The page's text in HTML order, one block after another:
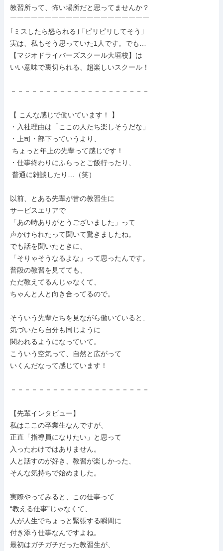
教習所って、怖い場所だと思ってませんか？
￣￣￣￣￣￣￣￣￣￣￣￣￣￣￣￣￣￣￣￣
｢ミスしたら怒られる｣ ｢ピリピリしてそう｣
実は、私もそう思っていた1人です。でも…
【マジオドライバーズスクール大垣校】は
いい意味で裏切られる、超楽しいスクール！
－－－－－－－－－－－－－－－－－－－－
【 こんな感じで働いています！ 】
・入社理由は「ここの人たち楽しそうだな」
・上司・部下っていうより、
・仕事終わりにふらっとご飯行ったり、
以前、とある先輩が昔の教習生に
サービスエリアで
「あの時ありがとうございました」って
声かけられたって聞いて驚きましたね。
でも話を聞いたときに、
「そりゃそうなるよな」って思ったんです。
普段の教習を見てても、
ただ教えてるんじゃなくて、
ちゃんと人と向き合ってるので。
そういう先輩たちを見ながら働いていると、
気づいたら自分も同じように
関われるようになっていて。
こういう空気って、自然と広がって
いくんだなって感じています！
－－－－－－－－－－－－－－－－－－－－
【先輩インタビュー】
私はここの卒業生なんですが、
正直「指導員になりたい」と思って
入ったわけではありません。
人と話すのが好き、教習が楽しかった、
そんな気持ちで始めました。
実際やってみると、この仕事って
“教える仕事”じゃなくて、
人が人生でちょっと緊張する瞬間に
付き添う仕事なんですよね。
最初はガチガチだった教習生が、